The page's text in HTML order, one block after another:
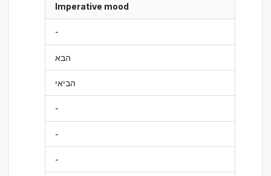
Imperative mood
-
הבא
הביאי
-
-
-